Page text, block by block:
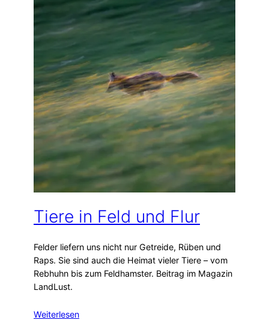
Tiere in Feld und Flur
Felder liefern uns nicht nur Getreide, Rüben und
Raps. Sie sind auch die Heimat vieler Tiere – vom
Rebhuhn bis zum Feldhamster. Beitrag im Magazin
LandLust.
Weiterlesen